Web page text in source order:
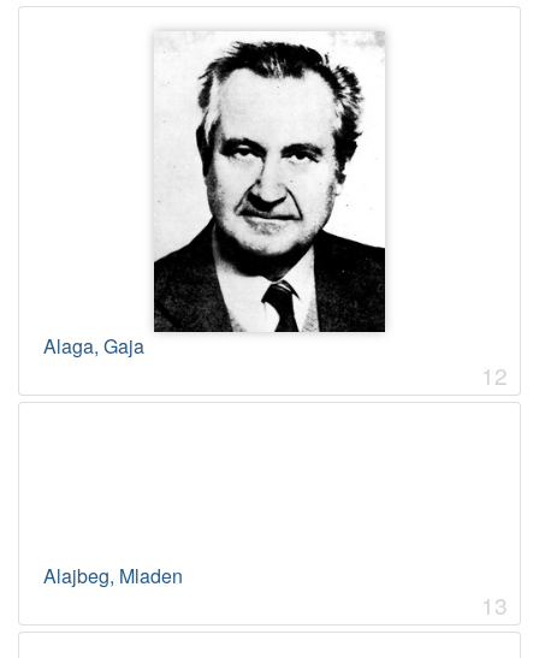
Alaga, Gaja
12
Alajbeg, Mladen
13